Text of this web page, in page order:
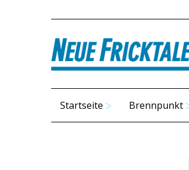
Startseite Brennpunkt